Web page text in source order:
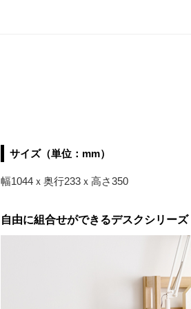
サイズ（単位：mm）
幅1044ｘ奥行233ｘ高さ350
自由に組合せができるデスクシリーズ